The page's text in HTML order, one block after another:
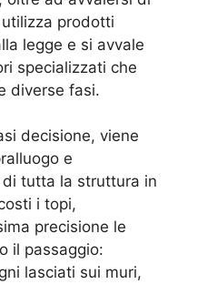
utilizza prodotti
legge e si avvale
specializzati che
diverse fasi.
decisione, viene
e
di tutta la struttura in
i topi,
precisione le
il passaggio:
lasciati sui muri,